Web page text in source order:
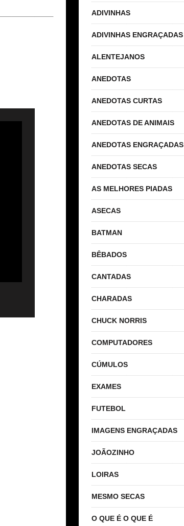
ADIVINHAS
ADIVINHAS ENGRAÇADAS
ALENTEJANOS
ANEDOTAS
ANEDOTAS CURTAS
ANEDOTAS DE ANIMAIS
ANEDOTAS ENGRAÇADAS
ANEDOTAS SECAS
AS MELHORES PIADAS
ASECAS
BATMAN
BÊBADOS
CANTADAS
CHARADAS
CHUCK NORRIS
COMPUTADORES
CÚMULOS
EXAMES
FUTEBOL
IMAGENS ENGRAÇADAS
JOÃOZINHO
LOIRAS
MESMO SECAS
O QUE É O QUE É